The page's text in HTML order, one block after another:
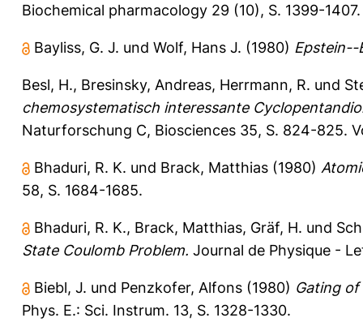
Biochemical pharmacology 29 (10), S. 1399-1407.
Bayliss, G. J. und Wolf, Hans J. (1980) Epstein--
Besl, H., Bresinsky, Andreas, Herrmann, R. und
chemosystematisch interessante
Naturforschung C, Biosciences 35, S. 824-825.
Bhaduri, R. K. und Brack, Matthias (1980)
58, S. 1684-1685.
Bhaduri, R. K., Brack, Matthias, Gräf, H. und
State Coulomb Problem. Journal de Physique -
Biebl, J. und Penzkofer, Alfons (1980) Gating
Phys. E.: Sci. Instrum. 13, S. 1328-1330.